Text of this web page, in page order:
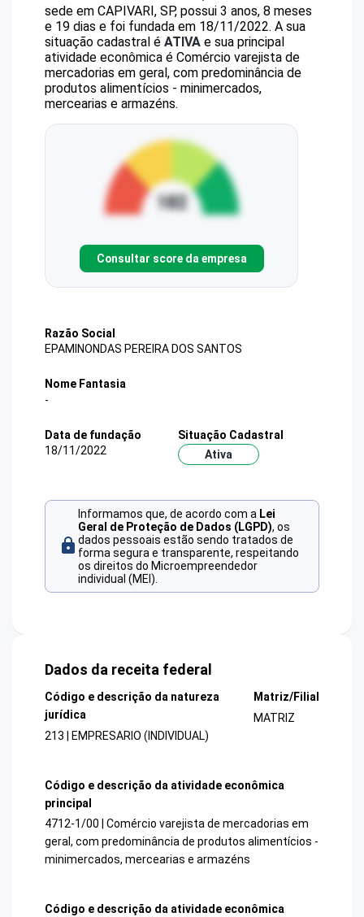
sede em CAPIVARI, SP, possui 3 anos, 8 meses
e 19 dias e foi fundada em 18/11/2022. A sua
situação cadastral é ATIVA e sua principal
atividade econômica é Comércio varejista de
mercadorias em geral, com predominância de
produtos alimentícios - minimercados,
mercearias e armazéns.
Consultar score da empresa
Razão Social
EPAMINONDAS PEREIRA DOS SANTOS
Nome Fantasia
-
Data de fundação
18/11/2022
Situação Cadastral
Ativa
Informamos que, de acordo com a Lei
Geral de Proteção de Dados (LGPD), os
dados pessoais estão sendo tratados de
forma segura e transparente, respeitando
os direitos do Microempreendedor
individual (MEI).
Dados da receita federal
Código e descrição da natureza
jurídica
213 | EMPRESARIO (INDIVIDUAL)
Matriz/Filial
MATRIZ
Código e descrição da atividade econômica
principal
4712-1/00 | Comércio varejista de mercadorias em
geral, com predominância de produtos alimentícios -
minimercados, mercearias e armazéns
Código e descrição da atividade econômica